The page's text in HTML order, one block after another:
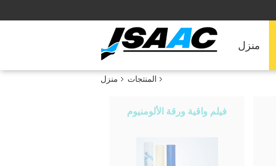
منزل
منزل المنتجات
فيلم واقية ورقة الألومنيوم